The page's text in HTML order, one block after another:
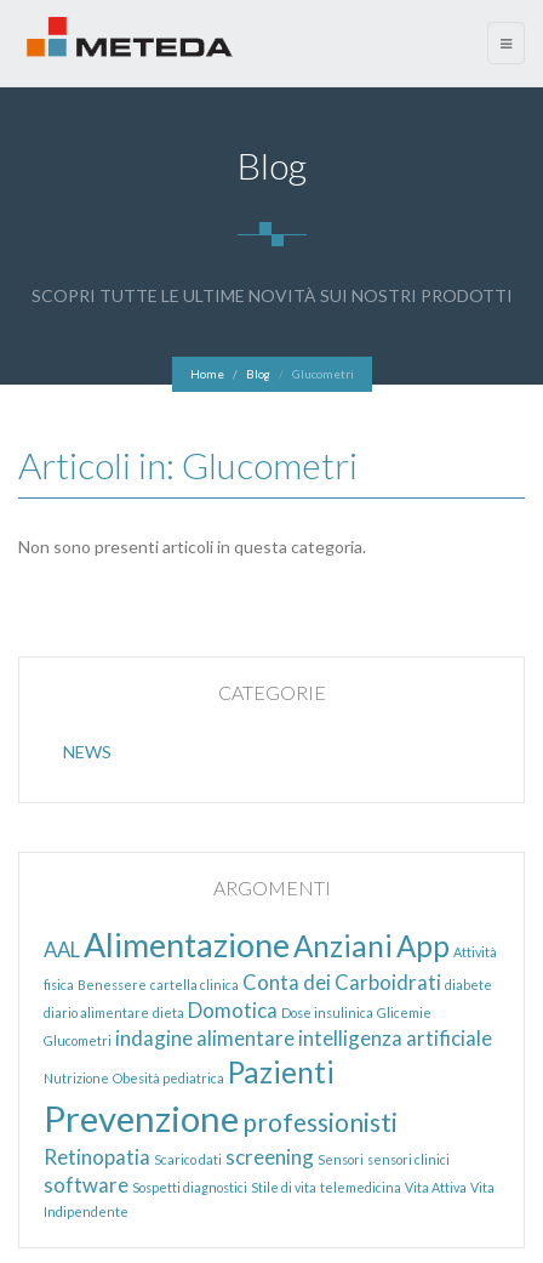
menu
Blog
SCOPRI TUTTE LE ULTIME NOVITÀ SUI NOSTRI PRODOTTI
Home Blog Glucometri
Articoli in: Glucometri
Non sono presenti articoli in questa categoria.
CATEGORIE
NEWS
ARGOMENTI
AALAlimentazioneAnzianiApp Attività
fisica Benessere cartella clinica Conta dei Carboidrati diabete
diario alimentare dieta Domotica Dose insulinica Glicemie
Glucometri indagine alimentareintelligenza artificiale
Nutrizione Obesità pediatrica Pazienti
Prevenzione professionisti
Retinopatia Scarico dati screening Sensori sensori clinici
software Sospetti diagnostici Stile di vita telemedicina Vita Attiva Vita
Indipendente